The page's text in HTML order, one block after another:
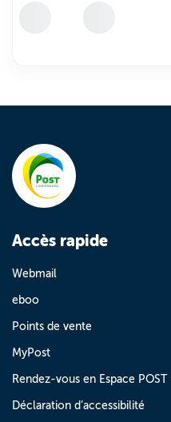
Accès rapide
Webmail
eboo
Points de vente
MyPost
Rendez-vous en Espace POST
Déclaration d’accessibilité